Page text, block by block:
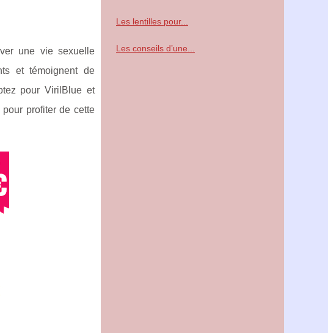
une vie sexuelle
et témoignent de
pour VirilBlue et
profiter de cette
Les lentilles pour...
Les conseils d’une...